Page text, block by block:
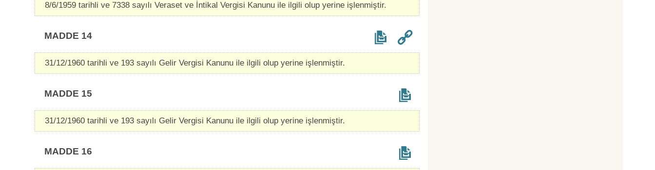
8/6/1959 tarihli ve 7338 sayılı Veraset ve İntikal Vergisi Kanunu ile ilgili olup yerine işlenmiştir.
MADDE 14
31/12/1960 tarihli ve 193 sayılı Gelir Vergisi Kanunu ile ilgili olup yerine işlenmiştir.
MADDE 15
31/12/1960 tarihli ve 193 sayılı Gelir Vergisi Kanunu ile ilgili olup yerine işlenmiştir.
MADDE 16